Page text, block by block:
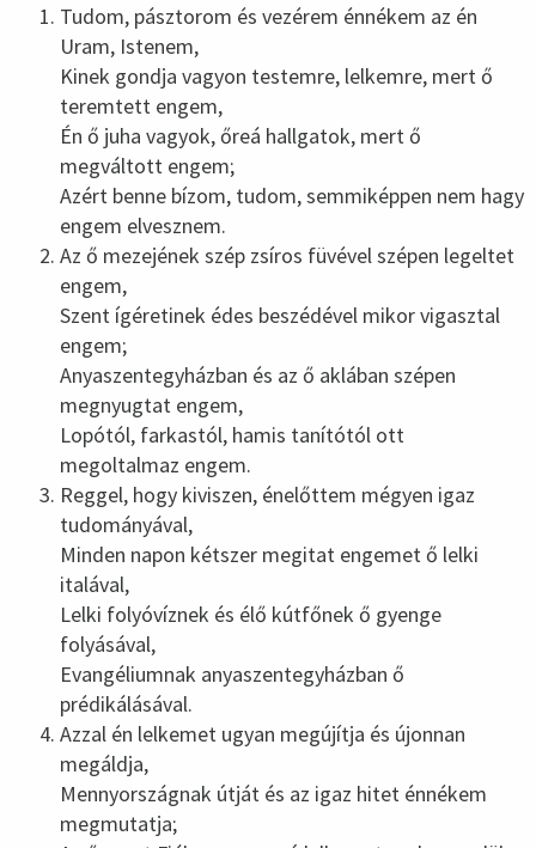
Tudom, pásztorom és vezérem énnékem az én
Uram, Istenem,
Kinek gondja vagyon testemre, lelkemre, mert ő
teremtett engem,
Én ő juha vagyok, őreá hallgatok, mert ő
megváltott engem;
Azért benne bízom, tudom, semmiképpen nem hagy
engem elvesznem.
Az ő mezejének szép zsíros füvével szépen legeltet
engem,
Szent ígéretinek édes beszédével mikor vigasztal
engem;
Anyaszentegyházban és az ő aklában szépen
megnyugtat engem,
Lopótól, farkastól, hamis tanítótól ott
megoltalmaz engem.
Reggel, hogy kiviszen, énelőttem mégyen igaz
tudományával,
Minden napon kétszer megitat engemet ő lelki
italával,
Lelki folyóvíznek és élő kútfőnek ő gyenge
folyásával,
Evangéliumnak anyaszentegyházban ő
prédikálásával.
Azzal én lelkemet ugyan megújítja és újonnan
megáldja,
Mennyországnak útját és az igaz hitet énnékem
megmutatja;